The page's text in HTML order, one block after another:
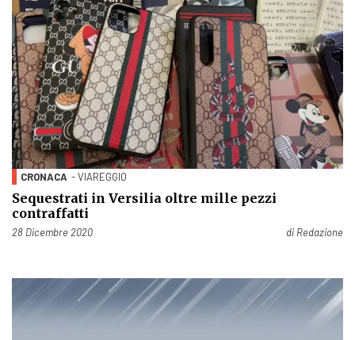
CRONACA - VIAREGGIO
Sequestrati in Versilia oltre mille pezzi
contraffatti
Pubblicato il
28 Dicembre 2020 di Redazione